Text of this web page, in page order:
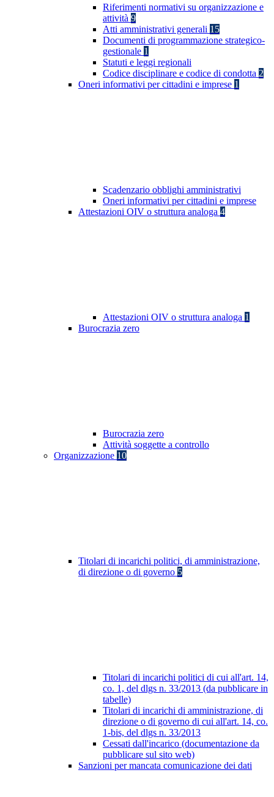
Riferimenti normativi su organizzazione e
attività 9
Atti amministrativi generali 15
Documenti di programmazione strategico-
gestionale 1
Statuti e leggi regionali
Codice disciplinare e codice di condotta 2
Oneri informativi per cittadini e imprese 1
Scadenzario obblighi amministrativi
Oneri informativi per cittadini e imprese
Attestazioni OIV o struttura analoga 4
Attestazioni OIV o struttura analoga 1
Burocrazia zero
Burocrazia zero
Attività soggette a controllo
Organizzazione 10
Titolari di incarichi politici, di amministrazione,
di direzione o di governo 5
Titolari di incarichi politici di cui all'art. 14,
co. 1, del dlgs n. 33/2013 (da pubblicare in
tabelle)
Titolari di incarichi di amministrazione, di
direzione o di governo di cui all'art. 14, co.
1-bis, del dlgs n. 33/2013
Cessati dall'incarico (documentazione da
pubblicare sul sito web)
Sanzioni per mancata comunicazione dei dati